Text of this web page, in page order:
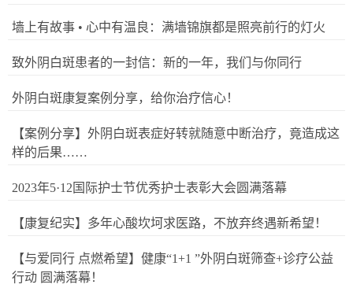
墙上有故事 • 心中有温良：满墙锦旗都是照亮前行的灯火
致外阴白斑患者的一封信：新的一年，我们与你同行
外阴白斑康复案例分享，给你治疗信心！
【案例分享】外阴白斑表症好转就随意中断治疗，竟造成这
样的后果……
2023年5·12国际护士节优秀护士表彰大会圆满落幕
【康复纪实】多年心酸坎坷求医路，不放弃终遇新希望！
【与爱同行 点燃希望】健康“1+1 ”外阴白斑筛查+诊疗公益
行动 圆满落幕！